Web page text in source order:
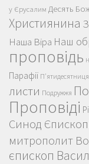
у Єрусалим Десять
Християнина
Наша Віра Наш
проповідь
Парафії П'ятидесятниця
листи Подружжя
Проповіді
Синод
митрополит
єпископ